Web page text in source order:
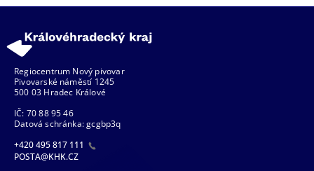
Regiocentrum Nový pivovar
Pivovarské náměstí 1245
500 03 Hradec Králové
IČ: 70 88 95 46
Datová schránka: gcgbp3q
+420 495 817 111
POSTA@KHK.CZ